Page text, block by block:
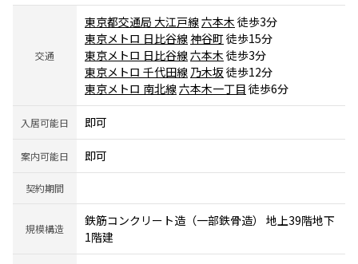
交通
東京都交通局 大江戸線六本木 徒歩3分
東京メトロ 日比谷線神谷町 徒歩15分
東京メトロ 日比谷線六本木 徒歩3分
東京メトロ 千代田線 乃木坂徒歩12分
東京メトロ 南北線六本木一丁目 徒歩6分
入居可能日 即可
案内可能日 即可
契約期間
規模構造
鉄筋コンクリート造（一部鉄骨造） 地上39階地下
1階建